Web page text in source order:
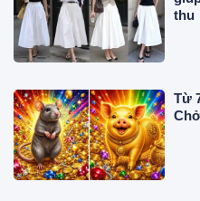
thu
Từ